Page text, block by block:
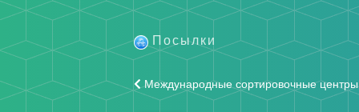
Посылки
Международные сортировочные центры